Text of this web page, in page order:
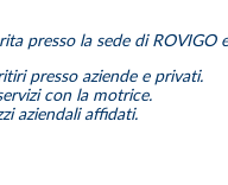
presso la sede di ROVIGO
presso aziende e privati.
con la motrice.
aziendali affidati.